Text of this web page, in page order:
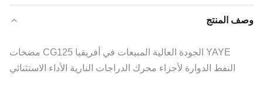
وصف المنتج
YAYE الجودة العالية المبيعات في أفريقيا CG125 مضخات
النفط الدوارة لأجزاء محرك الدراجات النارية الأداء الاستثنائي